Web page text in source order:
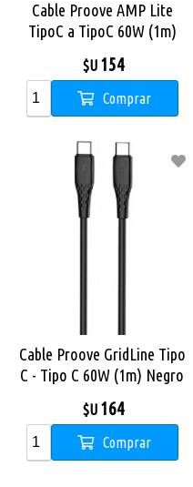
Cable Proove AMP Lite
TipoC a TipoC 60W (1m)
$U 154
Comprar
Cable Proove GridLine Tipo
C - Tipo C 60W (1m) Negro
$U 164
Comprar